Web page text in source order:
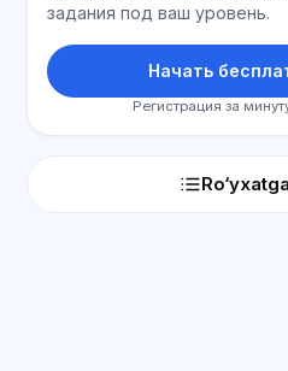
задания под ваш уровень.
Начать
Регистрация за